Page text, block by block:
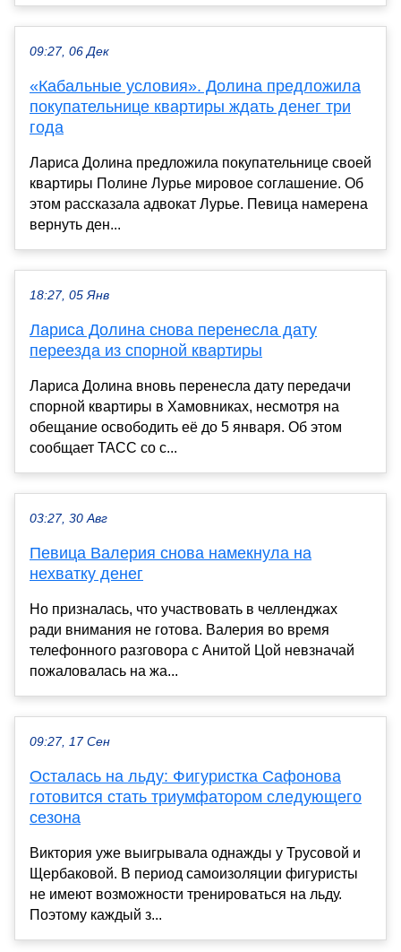
09:27, 06 Дек
«Кабальные условия». Долина предложила
покупательнице квартиры ждать денег три
года
Лариса Долина предложила покупательнице своей
квартиры Полине Лурье мировое соглашение. Об
этом рассказала адвокат Лурье. Певица намерена
вернуть ден...
18:27, 05 Янв
Лариса Долина снова перенесла дату
переезда из спорной квартиры
Лариса Долина вновь перенесла дату передачи
спорной квартиры в Хамовниках, несмотря на
обещание освободить её до 5 января. Об этом
сообщает ТАСС со с...
03:27, 30 Авг
Певица Валерия снова намекнула на
нехватку денег
Но призналась, что участвовать в челленджах
ради внимания не готова. Валерия во время
телефонного разговора с Анитой Цой невзначай
пожаловалась на жа...
09:27, 17 Сен
Осталась на льду: Фигуристка Сафонова
готовится стать триумфатором следующего
сезона
Виктория уже выигрывала однажды у Трусовой и
Щербаковой. В период самоизоляции фигуристы
не имеют возможности тренироваться на льду.
Поэтому каждый з...